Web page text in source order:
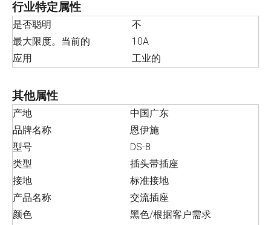
行业特定属性
是否聪明
不
最大限度。当前的
10A
应用
工业的
其他属性
产地
中国广东
品牌名称
恩伊施
型号
DS-8
类型
插头带插座
接地
标准接地
产品名称
交流插座
颜色
黑色/根据客户需求